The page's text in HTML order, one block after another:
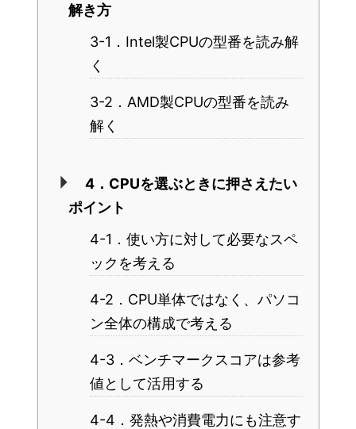
解き方
3-1．Intel製CPUの型番を読み解
く
3-2．AMD製CPUの型番を読み
解く
4．CPUを選ぶときに押さえたい
ポイント
4-1．使い方に対して必要なスペ
ックを考える
4-2．CPU単体ではなく、パソコ
ン全体の構成で考える
4-3．ベンチマークスコアは参考
値として活用する
4-4．発熱や消費電力にも注意す